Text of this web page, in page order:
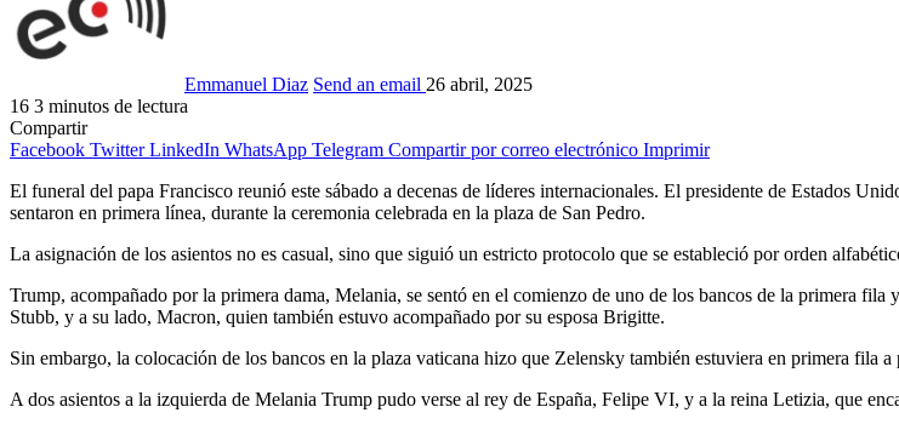
Emmanuel Diaz Send an email 26 abril, 2025
16 3 minutos de lectura
Compartir
Facebook Twitter LinkedIn WhatsApp Telegram Compartir por correo electrónico Imprimir
El funeral del papa Francisco reunió este sábado a decenas de líderes internacionales. El presidente de Estados
sentaron en primera línea, durante la ceremonia celebrada en la plaza de San Pedro.
La asignación de los asientos no es casual, sino que siguió un estricto protocolo que se estableció por orden
Trump, acompañado por la primera dama, Melania, se sentó en el comienzo de uno de los bancos de la primera
Stubb, y a su lado, Macron, quien también estuvo acompañado por su esposa Brigitte.
Sin embargo, la colocación de los bancos en la plaza vaticana hizo que Zelensky también estuviera en primera fila
A dos asientos a la izquierda de Melania Trump pudo verse al rey de España, Felipe VI, y a la reina Letizia, que